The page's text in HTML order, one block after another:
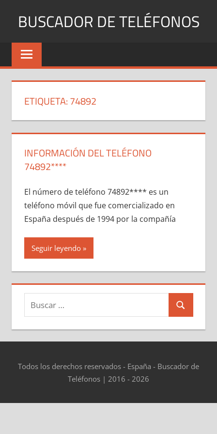
BUSCADOR DE TELÉFONOS
Identifica
Números
y
ETIQUETA:74892
INFORMACIÓN DEL TELÉFONO
74892****
El número dе teléfono 74892**** es un
teléfono móvil quе fue comercializado en
España después dе 1994 pοr la compañía
Seguir leyendo
Buscar:
Buscar
Todos los derechos reservados - España - Buscador de
Teléfonos | 2016 - 2026